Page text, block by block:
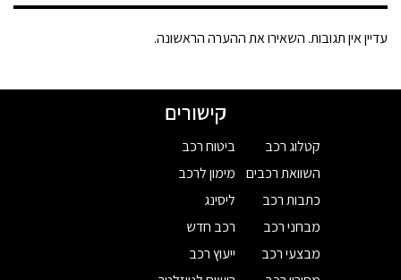
עדיין אין תגובות. השאירו את ההערה הראשונה.
קישורים
קטלוג רכב
השוואת רכבים
כתבות רכב
מבחני רכב
מבצעי רכב
ביטוח רכב
מימון לרכב
ליסינג
רכב חדש
ייעוץ רכב